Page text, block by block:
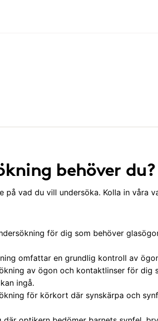
behöver du?
vad du vill undersöka. Kolla in våra
för dig som behöver
omfattar en grundlig kontroll av
av ögon och kontaktlinser för dig
ingå.
för körkort där synskärpa och